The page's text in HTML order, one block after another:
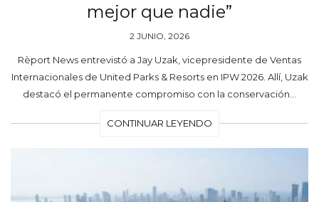
mejor que nadie”
2 JUNIO, 2026
Rèport News entrevistó a Jay Uzak, vicepresidente de Ventas
Internacionales de United Parks & Resorts en IPW 2026. Allí, Uzak
destacó el permanente compromiso con la conservación…
CONTINUAR LEYENDO